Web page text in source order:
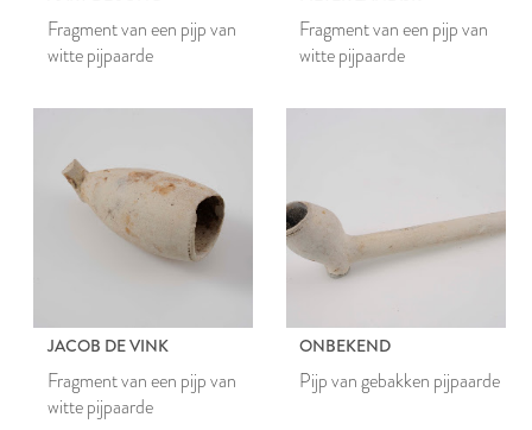
Fragment van een pijp van
witte pijpaarde
Fragment van een pijp van
witte pijpaarde
JACOB DE VINK
Fragment van een pijp van
witte pijpaarde
ONBEKEND
Pijp van gebakken pijpaarde